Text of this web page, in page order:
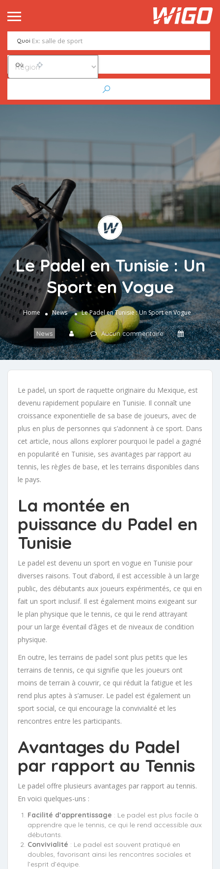
Quoi
Où
Le Padel en Tunisie : Un
Sport en Vogue
Home News Le Padel en Tunisie : Un Sport en Vogue
News Aucun commentaire
Le padel, un sport de raquette originaire du Mexique, est
devenu rapidement populaire en Tunisie. Il connaît une
croissance exponentielle de sa base de joueurs, avec de
plus en plus de personnes qui s’adonnent à ce sport. Dans
cet article, nous allons explorer pourquoi le padel a gagné
en popularité en Tunisie, ses avantages par rapport au
tennis, les règles de base, et les terrains disponibles dans
le pays.
La montée en
puissance du Padel en
Tunisie
Le padel est devenu un sport en vogue en Tunisie pour
diverses raisons. Tout d’abord, il est accessible à un large
public, des débutants aux joueurs expérimentés, ce qui en
fait un sport inclusif. Il est également moins exigeant sur
le plan physique que le tennis, ce qui le rend attrayant
pour un large éventail d’âges et de niveaux de condition
physique.
En outre, les terrains de padel sont plus petits que les
terrains de tennis, ce qui signifie que les joueurs ont
moins de terrain à couvrir, ce qui réduit la fatigue et les
rend plus aptes à s’amuser. Le padel est également un
sport social, ce qui encourage la convivialité et les
rencontres entre les participants.
Avantages du Padel
par rapport au Tennis
Le padel offre plusieurs avantages par rapport au tennis.
En voici quelques-uns :
Facilité d’apprentissage : Le padel est plus facile à
apprendre que le tennis, ce qui le rend accessible aux
débutants.
Convivialité : Le padel est souvent pratiqué en
doubles, favorisant ainsi les rencontres sociales et
l’esprit d’équipe.